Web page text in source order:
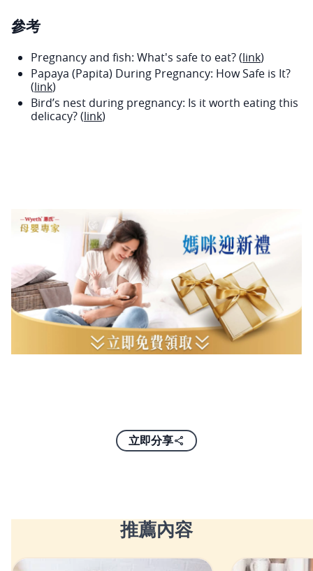
參考
Pregnancy and fish: What's safe to eat? (link)
Papaya (Papita) During Pregnancy: How Safe is It?
(link)
Bird’s nest during pregnancy: Is it worth eating this
delicacy? (link)
立即分享
推薦內容